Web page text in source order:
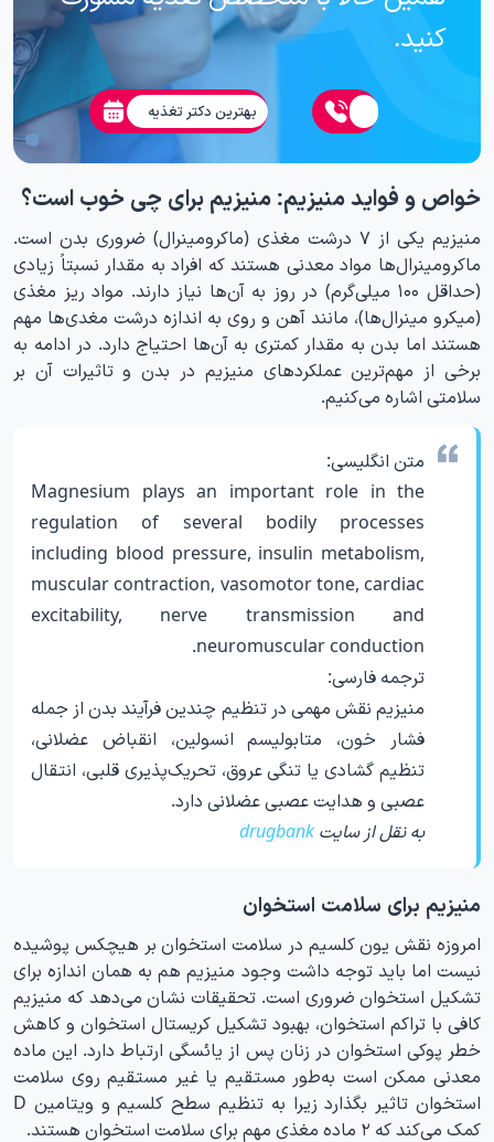
کنید.
بهترین دکتر تغذیه
خواص و فواید منیزیم: منیزیم برای چی خوب است؟
منیزیم یکی از ۷ درشت مغذی (ماکرومینرال) ضروری بدن است.
ماکرومینرال‌ها مواد معدنی هستند که افراد به مقدار نسبتاً زیادی
(حداقل ۱۰۰ میلی‌گرم) در روز به آن‌ها نیاز دارند. مواد ریز مغذی
(میکرو مینرال‌ها)، مانند آهن و روی به اندازه درشت مغدی‌ها مهم
هستند اما بدن به مقدار کمتری به آن‌ها احتیاج دارد. در ادامه به
برخی از مهم‌ترین عملکردهای منیزیم در بدن و تاثیرات آن بر
سلامتی اشاره می‌کنیم.
متن انگلیسی:
Magnesium plays an important role in the
regulation of several bodily processes
including blood pressure, insulin metabolism,
muscular contraction, vasomotor tone, cardiac
excitability, nerve transmission and
neuromuscular conduction.
ترجمه فارسی:
منیزیم نقش مهمی در تنظیم چندین فرآیند بدن از جمله
فشار خون، متابولیسم انسولین، انقباض عضلانی،
تنظیم گشادی یا تنگی عروق، تحریک‌پذیری قلبی، انتقال
عصبی و هدایت عصبی عضلانی دارد.
به نقل از سایت drugbank
منیزیم برای سلامت استخوان
امروزه نقش یون کلسیم در سلامت استخوان بر هیچکس پوشیده
نیست اما باید توجه داشت وجود منیزیم هم به همان اندازه برای
تشکیل استخوان ضروری است. تحقیقات نشان می‌دهد که منیزیم
کافی با تراکم استخوان، بهبود تشکیل کریستال استخوان و کاهش
خطر پوکی استخوان در زنان پس از یائسگی ارتباط دارد. این ماده
معدنی ممکن است به‌طور مستقیم یا غیر مستقیم روی سلامت
استخوان تاثیر بگذارد زیرا به تنظیم سطح کلسیم و ویتامین D
کمک می‌کند که ۲ ماده مغذی مهم برای سلامت استخوان هستند.